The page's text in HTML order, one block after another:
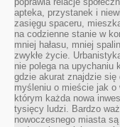
apteka, przystanek i
zasięgu spaceru,
na codzienne stanie w
mniej hałasu, mniej
zwykłe życie.
nie polega na upychaniu
gdzie akurat znajdzie się
myśleniu o mieście jak o
którym każda nowa
tysięcy ludzi. Bardzo
nowoczesnego miasta